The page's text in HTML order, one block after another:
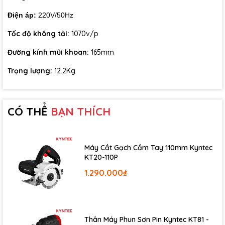
vận hành.
Điện áp: 220V/50Hz
Tốc độ không tải: 1070v/p
Đường kính mũi khoan: 165mm
Trọng lượng: 12.2Kg
CÓ THỂ BẠN THÍCH
Máy Cắt Gạch Cầm Tay 110mm Kyntec
KT20-110P
1.290.000₫
Thân Máy Phun Sơn Pin Kyntec KT81 -